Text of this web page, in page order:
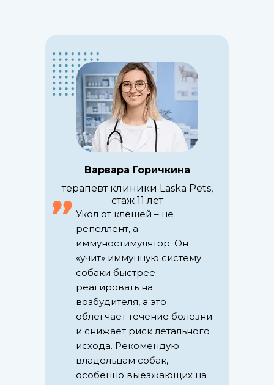
Укол от клещей – не
репеллент, а
иммуностимулятор. Он
«учит» иммунную систему
собаки быстрее
реагировать на
возбудителя, а это
облегчает течение болезни
и снижает риск летального
исхода. Рекомендую
владельцам собак,
особенно выезжающих на
Варвара Горичкина
терапевт клиники Laska Pets,
стаж 11 лет